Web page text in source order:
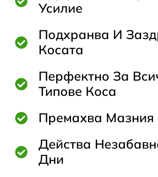
Усилие
Подхранва И
Косата
Перфектно За
Типове Коса
Премахва Мазния
Действа
Дни